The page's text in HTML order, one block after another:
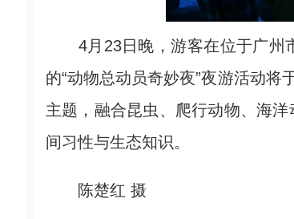
4月23日晚，游客在位于广州
的“动物总动员奇妙夜”夜游活动将
主题，融合昆虫、爬行动物、海
间习性与生态知识。
陈楚红 摄